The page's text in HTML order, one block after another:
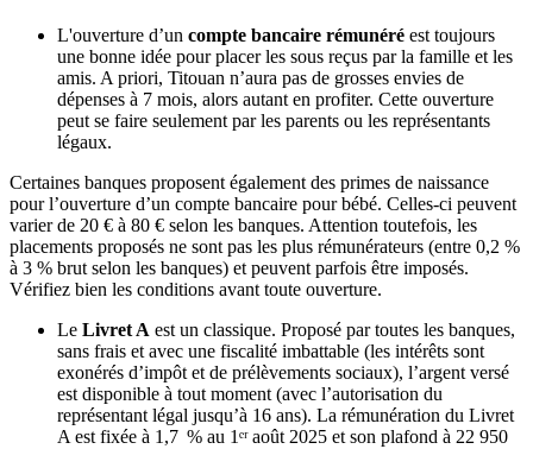
L'ouverture d’un compte bancaire rémunéré est toujours
une bonne idée pour placer les sous reçus par la famille et les
amis. A priori, Titouan n’aura pas de grosses envies de
dépenses à 7 mois, alors autant en profiter. Cette ouverture
peut se faire seulement par les parents ou les représentants
légaux.
Certaines banques proposent également des primes de naissance
pour l’ouverture d’un compte bancaire pour bébé. Celles-ci peuvent
varier de 20 € à 80 € selon les banques. Attention toutefois, les
placements proposés ne sont pas les plus rémunérateurs (entre 0,2 %
à 3 % brut selon les banques) et peuvent parfois être imposés.
Vérifiez bien les conditions avant toute ouverture.
Le Livret A est un classique. Proposé par toutes les banques,
sans frais et avec une fiscalité imbattable (les intérêts sont
exonérés d’impôt et de prélèvements sociaux), l’argent versé
est disponible à tout moment (avec l’autorisation du
représentant légal jusqu’à 16 ans). La rémunération du Livret
A est fixée à 1,7 % au 1ᵉʳ août 2025 et son plafond à 22 950